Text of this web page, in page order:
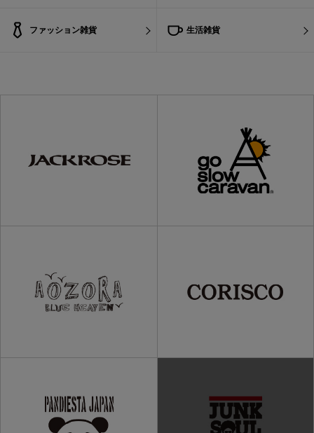
ファッション雑貨 生活雑貨